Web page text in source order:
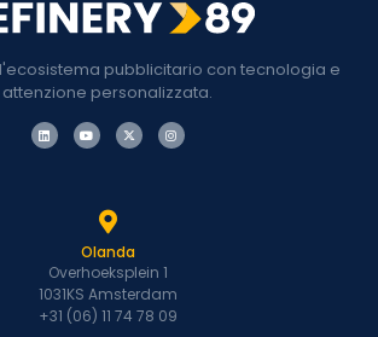
pubblicitario con tecnologia e
attenzione personalizzata.
Olanda
Overhoeksplein 1
1031KS Amsterdam
+31 (06) 11 74 78 09